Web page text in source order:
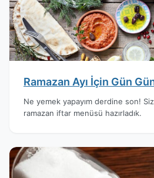
Ramazan Ayı İçin Gün
Ne yemek yapayım derdine son!
ramazan iftar menüsü hazırladık.